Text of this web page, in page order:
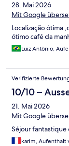
28. Mai 2026
Mit Google
Localização ótima
ótimo café da
Luiz Antônio,
Verifizierte
10/10 –
21. Mai 2026
Mit Google
Séjour
karim, Aufenthalt